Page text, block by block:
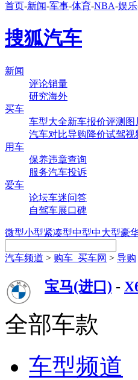
首页-新闻-军事-体育-NBA-娱乐
搜狐汽车
新闻
评论销量
研究海外
买车
车型大全新车报价评测 图
汽车对比导购降价试驾视
用车
保养违章查询
服务汽车投诉
爱车
论坛车迷问答
自驾车展口碑
微型小型紧凑型中型中大型豪
汽车频道 > 购车_买车网 > 导购
宝马(进口) -
全部车款
车型频道